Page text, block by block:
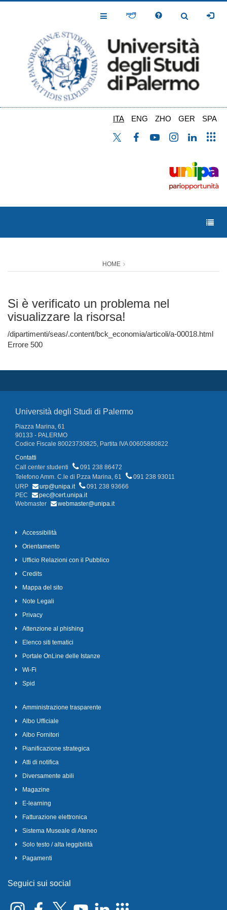
Toggle
Toggle
ITA ENG ZHO GER SPA
HOME
Si è verificato un problema nel
visualizzare la risorsa!
/dipartimenti/seas/.content/bck_economia/articoli/a-00018.html
Errore 500
Università degli Studi di Palermo
Piazza Marina, 61
90133 - PALERMO
Codice Fiscale 80023730825, Partita IVA 00605880822
Contatti
Call center studenti
091 238 86472
Telefono Amm. C.le di P.zza Marina, 61
091 238 93011
URP
urp@unipa.it
091 238 93666
PEC
pec@cert.unipa.it
Webmaster
webmaster@unipa.it
Accessibilità
Orientamento
Ufficio Relazioni con il Pubblico
Credits
Mappa del sito
Note Legali
Privacy
Attenzione al phishing
Elenco siti tematici
Portale OnLine delle Istanze
Wi-Fi
Spid
Amministrazione trasparente
Albo Ufficiale
Albo Fornitori
Pianificazione strategica
Atti di notifica
Diversamente abili
Magazine
E-learning
Fatturazione elettronica
Sistema Museale di Ateneo
Solo testo / alta leggibilità
Pagamenti
Seguici sui social